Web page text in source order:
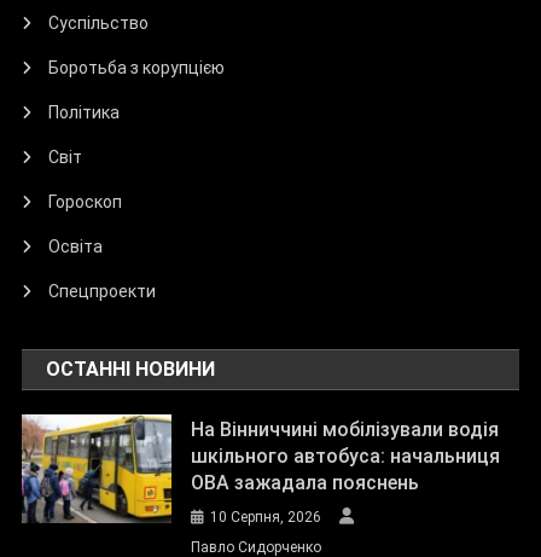
Суспільство
Боротьба з корупцією
Політика
Світ
Гороскоп
Освіта
Спецпроекти
ОСТАННІ НОВИНИ
На Вінниччині мобілізували водія
шкільного автобуса: начальниця
ОВА зажадала пояснень
10 Серпня, 2026
Павло Сидорченко